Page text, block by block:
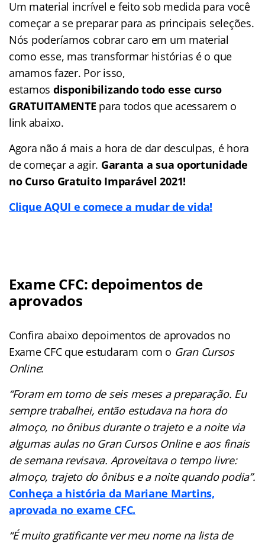
Um material incrível e feito sob medida para você
começar a se preparar para as principais seleções.
Nós poderíamos cobrar caro em um material
como esse, mas transformar histórias é o que
amamos fazer. Por isso,
estamos disponibilizando todo esse curso
GRATUITAMENTE para todos que acessarem o
link abaixo.
Agora não á mais a hora de dar desculpas, é hora
de começar a agir. Garanta a sua oportunidade
no Curso Gratuito Imparável 2021!
Clique AQUI e comece a mudar de vida!
Exame CFC: depoimentos de
aprovados
Confira abaixo depoimentos de aprovados no
Exame CFC que estudaram com o Gran Cursos
Online:
“Foram em torno de seis meses a preparação. Eu
sempre trabalhei, então estudava na hora do
almoço, no ônibus durante o trajeto e a noite via
algumas aulas no Gran Cursos Online e aos finais
de semana revisava. Aproveitava o tempo livre:
almoço, trajeto do ônibus e a noite quando podia”.
Conheça a história da Mariane Martins,
aprovada no exame CFC.
“É muito gratificante ver meu nome na lista de